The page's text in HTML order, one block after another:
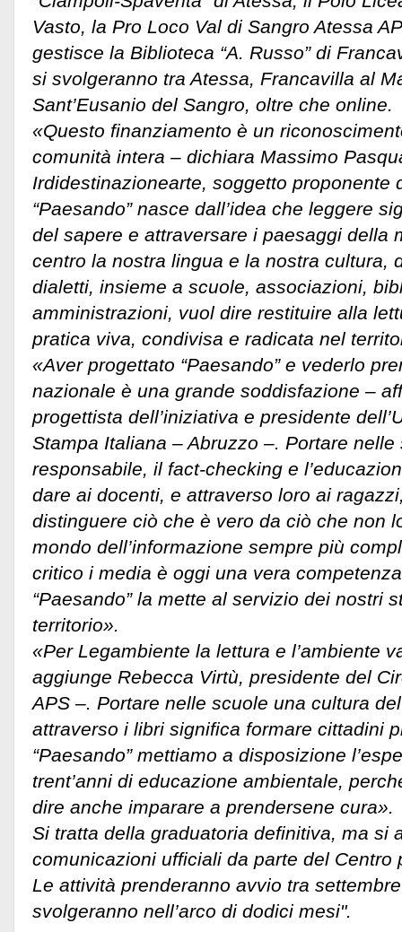
Vasto, la Pro Loco Val di Sangro Atessa
gestisce la Biblioteca “A. Russo” di
si svolgeranno tra Atessa, Francavilla al
Sant’Eusanio del Sangro, oltre che online.
«Questo finanziamento è un
comunità intera – dichiara Massimo
Irdidestinazionearte, soggetto proponente
“Paesando” nasce dall’idea che leggere
del sapere e attraversare i paesaggi della
centro la nostra lingua e la nostra cultura,
dialetti, insieme a scuole, associazioni,
amministrazioni, vuol dire restituire alla
pratica viva, condivisa e radicata nel
«Aver progettato “Paesando” e vederlo
nazionale è una grande soddisfazione –
progettista dell’iniziativa e presidente
Stampa Italiana – Abruzzo –. Portare
responsabile, il fact-checking e
dare ai docenti, e attraverso loro ai
distinguere ciò che è vero da ciò che non
mondo dell’informazione sempre più
critico i media è oggi una vera
“Paesando” la mette al servizio dei nostri
territorio».
«Per Legambiente la lettura e l’ambiente
aggiunge Rebecca Virtù, presidente del
APS –. Portare nelle scuole una cultura
attraverso i libri significa formare cittadini
“Paesando” mettiamo a disposizione
trent’anni di educazione ambientale,
dire anche imparare a prendersene cura».
Si tratta della graduatoria definitiva, ma si
comunicazioni ufficiali da parte del Centro
Le attività prenderanno avvio tra
svolgeranno nell’arco di dodici mesi".